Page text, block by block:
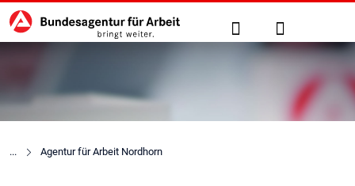
zu den Hauptinhalten springen
Hauptnavigation Suche Anmelden
Agentur für Arbeit Nordhorn